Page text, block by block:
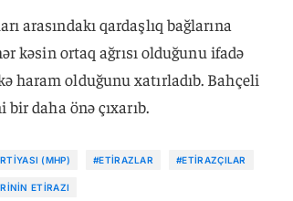
arasındakı qardaşlıq bağlarına
kəsin ortaq ağrısı olduğunu ifadə
haram olduğunu xatırladıb. Bahçeli
daha önə çıxarıb.
(MHP) #ETIRAZLAR #ETIRAZÇILAR
ETIRAZI